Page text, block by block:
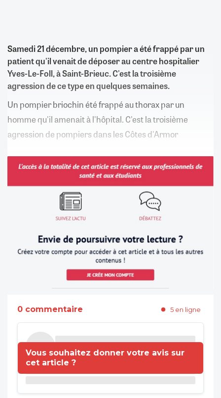
Samedi 21 décembre, un pompier a été frappé par un
patient qu'il venait de déposer au centre hospitalier
Yves-Le-Foll, à Saint-Brieuc. C'est la troisième
agression de ce type en quelques semaines.
Un pompier briochin été frappé au thorax par un
homme qu'il amenait à l'hôpital. C'est la troisième
agression de pompiers dans les Côtes d'Armor
0 commentaire 5 en ligne
Vous souhaitez donner votre avis sur
cet article ?